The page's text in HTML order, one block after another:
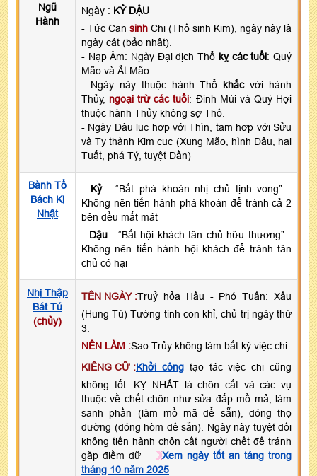
Ngũ
Hành
Ngày : KỶ DẬU
- Tức Can sinh Chi (Thổ sinh Kim), ngày này là
ngày cát (bảo nhật).
- Nạp Âm: Ngày Đại dịch Thổ kỵ các tuổi: Quý
Mão và Ất Mão.
- Ngày này thuộc hành Thổ khắcvới hành
Thủy, ngoại trừ các tuổi: Đinh Mùi và Quý Hợi
thuộc hành Thủy không sợ Thổ.
- Ngày Dậu lục hợp với Thìn, tam hợp với Sửu
và Tỵ thành Kim cục (Xung Mão, hình Dậu, hại
Tuất, phá Tý, tuyệt Dần)
Bành Tổ
Bách Kị
Nhật
- Kỷ: “Bất phá khoán nhị chủ tịnh vong” -
Không nên tiến hành phá khoán để tránh cả 2
bên đều mất mát
- Dậu: “Bất hội khách tân chủ hữu thương” -
Không nên tiến hành hội khách để tránh tân
chủ có hại
Nhị Thập
Bát Tú
(chủy)
TÊN NGÀY :Truỷ hỏa Hầu - Phó Tuấn: Xấu
(Hung Tú) Tướng tinh con khỉ, chủ trị ngày thứ
3.
NÊN LÀM :Sao Trủy không làm bất kỳ việc chi.
KIÊNG CỮ :Khởi côngtạo tác việc chi cũng
không tốt. KỴ NHẤT là chôn cất và các vụ
thuộc về chết chôn như sửa đắp mồ mả, làm
sanh phần (làm mồ mã để sẵn), đóng thọ
đường (đóng hòm để sẵn). Ngày này tuyệt đối
không tiến hành chôn cất người chết để tránh
gặp điềm dữ
Xem ngày tốt an táng trong
tháng 10 năm 2025